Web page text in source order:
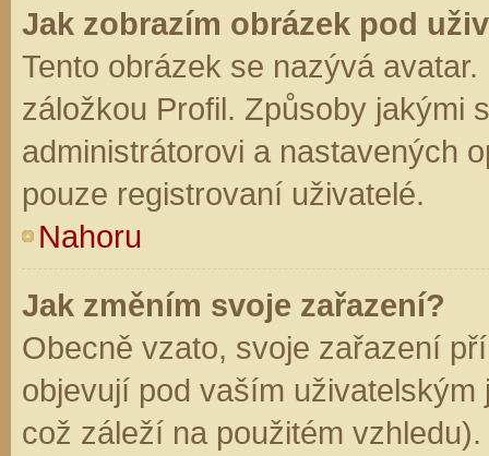
Jak zobrazím obrázek pod
Tento obrázek se nazývá
záložkou Profil. Způsoby jakými
administrátorovi a nastavených
pouze registrovaní uživatelé.
Nahoru
Jak změním svoje zařazení?
Obecně vzato, svoje zařazení
objevují pod vaším
což záleží na použitém